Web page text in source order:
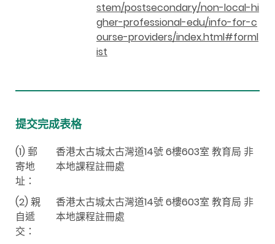
stem/postsecondary/non-local-hi
gher-professional-edu/info-for-c
ourse-providers/index.html#forml
ist
提交完成表格
(1) 郵
寄地
址：
香港太古城太古灣道14號 6樓603室 教育局 非
本地課程註冊處
(2) 親
自遞
交：
香港太古城太古灣道14號 6樓603室 教育局 非
本地課程註冊處